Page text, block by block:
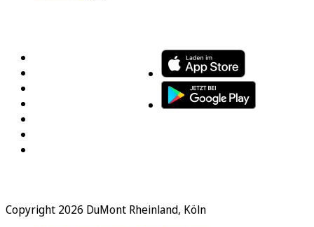
Copyright 2026 DuMont Rheinland, Köln